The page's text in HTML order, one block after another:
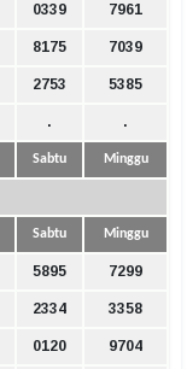
0339 7961
8175 7039
2753 5385
. .
Sabtu Minggu
Sabtu Minggu
5895 7299
2334 3358
0120 9704